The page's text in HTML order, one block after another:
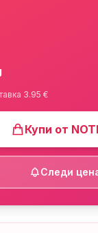
3.95 €
Купи от
Следи